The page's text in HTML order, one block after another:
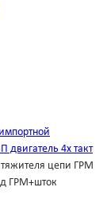
двигатель 4х такт
цепи ГРМ
ГРМ+шток